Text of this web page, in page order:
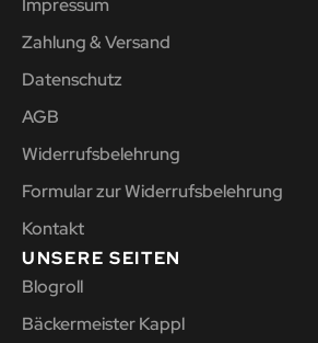
Impressum
Zahlung & Versand
Datenschutz
AGB
Widerrufsbelehrung
Formular zur Widerrufsbelehrung
Kontakt
UNSERE SEITEN
Blogroll
Bäckermeister Kappl